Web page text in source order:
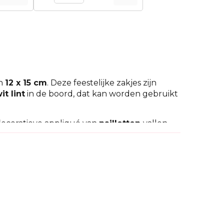
12 x 15 cm. Deze feestelijke zakjes zijn
lint in de boord, dat kan worden gebruikt
appliqué van pailletten vallen
kunt u ze gebruiken om unieke
Ze zijn heel chic, herbruikbaar, en
onverschillig.